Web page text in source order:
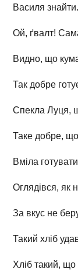
Василя знайти.
Ой, ґвалт!
Видно, що кума
Так добре
Спекла Луця,
Таке добре,
Вміла
Оглядівся, як
За вкус не
Такий хліб
Хліб такий, що